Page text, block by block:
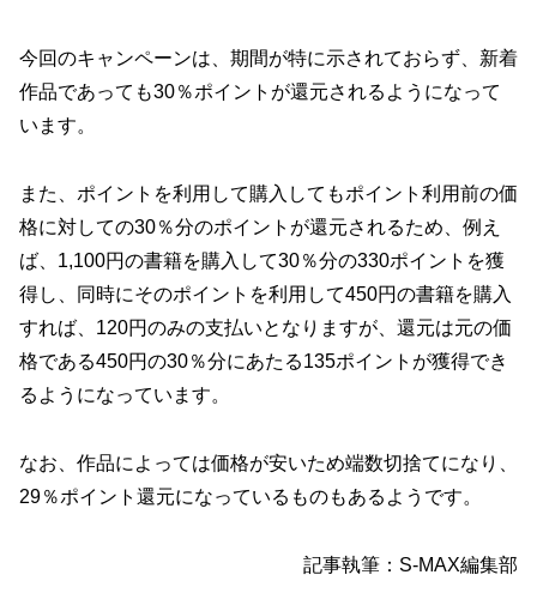
今回のキャンペーンは、期間が特に示されておらず、新着
作品であっても30％ポイントが還元されるようになって
います。
また、ポイントを利用して購入してもポイント利用前の価
格に対しての30％分のポイントが還元されるため、例え
ば、1,100円の書籍を購入して30％分の330ポイントを獲
得し、同時にそのポイントを利用して450円の書籍を購入
すれば、120円のみの支払いとなりますが、還元は元の価
格である450円の30％分にあたる135ポイントが獲得でき
るようになっています。
なお、作品によっては価格が安いため端数切捨てになり、
29％ポイント還元になっているものもあるようです。
記事執筆：S-MAX編集部